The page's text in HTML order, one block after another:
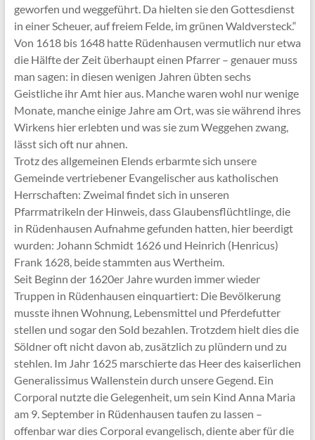
geworfen und weggeführt. Da hielten sie den Gottesdienst
in einer Scheuer, auf freiem Felde, im grünen Waldversteck.“
Von 1618 bis 1648 hatte Rüdenhausen vermutlich nur etwa
die Hälfte der Zeit überhaupt einen Pfarrer – genauer muss
man sagen: in diesen wenigen Jahren übten sechs
Geistliche ihr Amt hier aus. Manche waren wohl nur wenige
Monate, manche einige Jahre am Ort, was sie während ihres
Wirkens hier erlebten und was sie zum Weggehen zwang,
lässt sich oft nur ahnen.
Trotz des allgemeinen Elends erbarmte sich unsere
Gemeinde vertriebener Evangelischer aus katholischen
Herrschaften: Zweimal findet sich in unseren
Pfarrmatrikeln der Hinweis, dass Glaubensflüchtlinge, die
in Rüdenhausen Aufnahme gefunden hatten, hier beerdigt
wurden: Johann Schmidt 1626 und Heinrich (Henricus)
Frank 1628, beide stammten aus Wertheim.
Seit Beginn der 1620er Jahre wurden immer wieder
Truppen in Rüdenhausen einquartiert: Die Bevölkerung
musste ihnen Wohnung, Lebensmittel und Pferdefutter
stellen und sogar den Sold bezahlen. Trotzdem hielt dies die
Söldner oft nicht davon ab, zusätzlich zu plündern und zu
stehlen. Im Jahr 1625 marschierte das Heer des kaiserlichen
Generalissimus Wallenstein durch unsere Gegend. Ein
Corporal nutzte die Gelegenheit, um sein Kind Anna Maria
am 9. September in Rüdenhausen taufen zu lassen –
offenbar war dies Corporal evangelisch, diente aber für die